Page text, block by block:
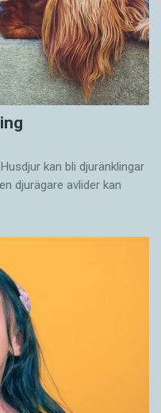
kan bli djuränklingar
djurägare avlider kan